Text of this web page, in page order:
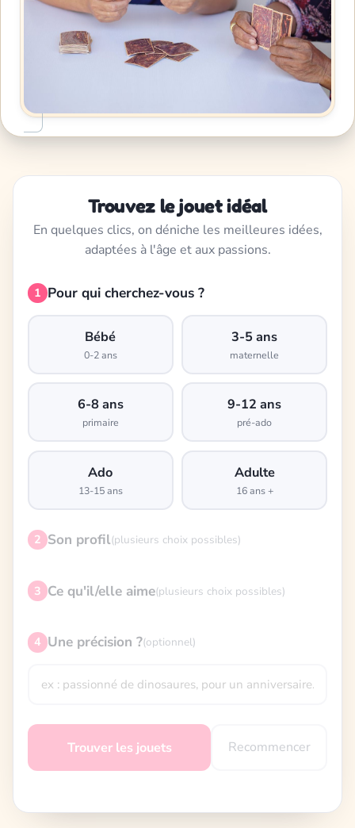
Trouvez le jouet idéal
En quelques clics, on déniche les meilleures idées,
adaptées à l'âge et aux passions.
1 Pour qui cherchez-vous ?
Bébé
0-2 ans
3-5 ans
maternelle
6-8 ans
primaire
9-12 ans
pré-ado
Ado
13-15 ans
Adulte
16 ans +
2 Son profil(plusieurs choix possibles)
3 Ce qu'il/elle aime(plusieurs choix possibles)
4 Une précision ?(optionnel)
Trouver les jouets Recommencer